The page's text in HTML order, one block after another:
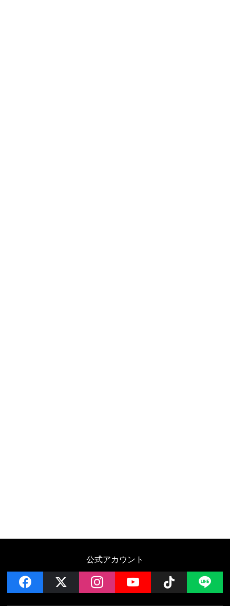
公式アカウント
facebook instagramYouTube Follow